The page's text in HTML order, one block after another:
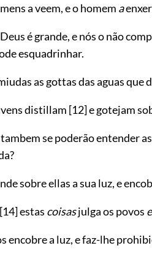
a veem, e o homem a
Deus é grande, e nós o não
esquadrinhar.
as gottas das aguas que
distillam [12]e gotejam
se poderão entender
sobre ellas a sua luz, e
[14]estas coisasjulga os povos
encobre a luz, e faz-lhe